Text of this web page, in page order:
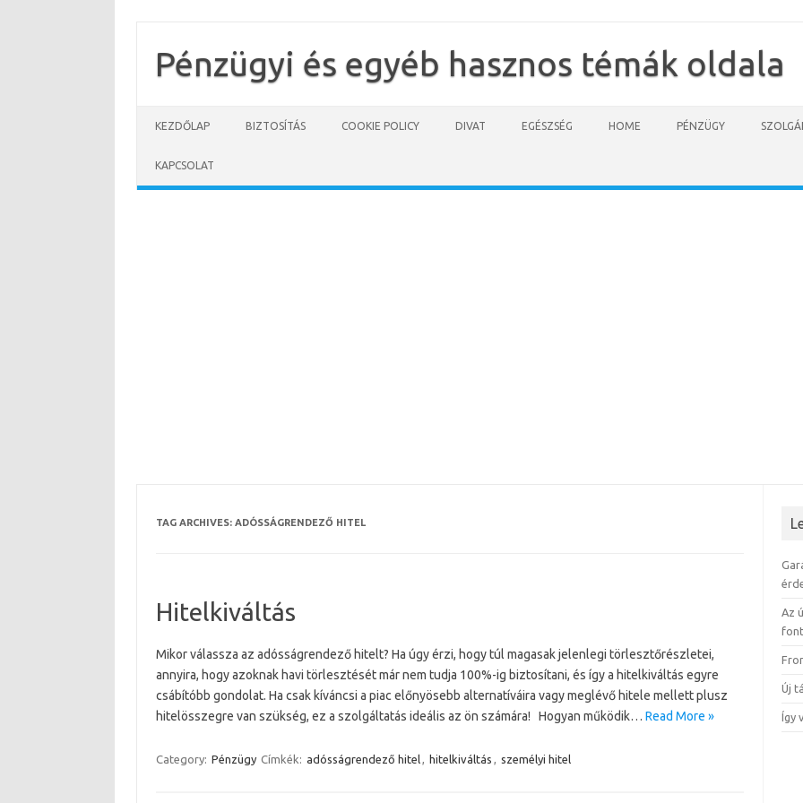
contentPénzügyi és egyéb hasznos témák oldala
KEZDŐLAP BIZTOSÍTÁS COOKIE POLICY DIVAT EGÉSZSÉG HOME PÉNZÜGY
KAPCSOLAT
TAG ARCHIVES: ADÓSSÁGRENDEZŐ HITEL
Hitelkiváltás
Mikor válassza az adósságrendező hitelt? Ha úgy érzi, hogy túl magasak jelenlegi törlesztőrészletei,
annyira, hogy azoknak havi törlesztését már nem tudja 100%-ig biztosítani, és így a hitelkiváltás egyre
csábítóbb gondolat. Ha csak kíváncsi a piac előnyösebb alternatíváira vagy meglévő hitele mellett plusz
hitelösszegre van szükség, ez a szolgáltatás ideális az ön számára! Hogyan működik… Read More »
Category: Pénzügy Címkék: adósságrendező hitel, hitelkiváltás , személyi hitel
Az
Új
Így